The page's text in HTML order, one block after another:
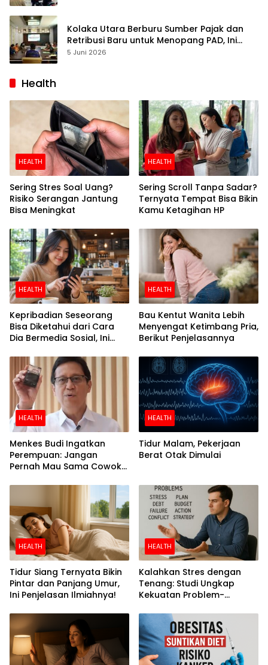
Kolaka Utara Berburu Sumber Pajak dan
Retribusi Baru untuk Menopang PAD, Ini
Daftarnya
5 Juni 2026
Health
HEALTH
Sering Stres Soal Uang?
Risiko Serangan Jantung
Bisa Meningkat
HEALTH
Sering Scroll Tanpa Sadar?
Ternyata Tempat Bisa Bikin
Kamu Ketagihan HP
HEALTH
Kepribadian Seseorang
Bisa Diketahui dari Cara
Dia Bermedia Sosial, Ini
HEALTH
Bau Kentut Wanita Lebih
Menyengat Ketimbang Pria,
Berikut Penjelasannya
HEALTH
Menkes Budi Ingatkan
Perempuan: Jangan
Pernah Mau Sama Cowok
HEALTH
Tidur Malam, Pekerjaan
Berat Otak Dimulai
HEALTH
Tidur Siang Ternyata Bikin
Pintar dan Panjang Umur,
Ini Penjelasan Ilmiahnya!
HEALTH
Kalahkan Stres dengan
Tenang: Studi Ungkap
Kekuatan Problem-